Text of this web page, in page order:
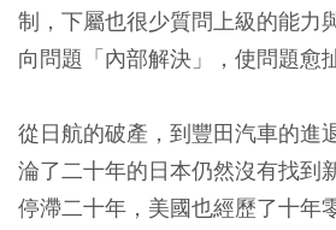
制，下屬也很少質問上級的能力
向問題「內部解決」，使問題愈
從日航的破產，到豐田汽車的進
淪了二十年的日本仍然沒有找到
停滯二十年，美國也經歷了十年